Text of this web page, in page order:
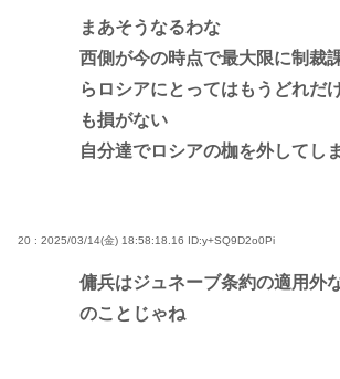
まあそうなるわな
西側が今の時点で最大限に制裁
らロシアにとってはもうどれだ
も損がない
自分達でロシアの枷を外してし
20 : 2025/03/14(金) 18:58:18.16 ID:y+SQ9D2o0Pi
傭兵はジュネーブ条約の適用外
のことじゃね